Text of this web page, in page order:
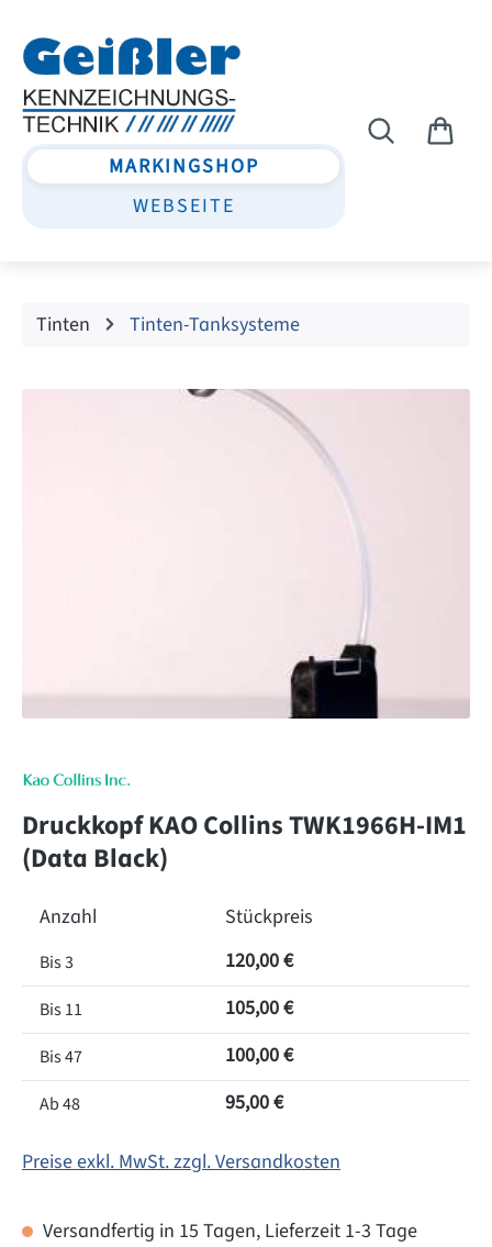
MARKINGSHOP
WEBSEITE
Tinten Tinten-Tanksysteme
Bildergalerie überspringen
Druckkopf KAO Collins TWK1966H-IM1
(Data Black)
Anzahl Stückpreis
Bis3 120,00 €
Bis11 105,00 €
Bis47 100,00 €
Ab48 95,00 €
Preise exkl. MwSt. zzgl. Versandkosten
Versandfertig in 15 Tagen, Lieferzeit 1-3 Tage